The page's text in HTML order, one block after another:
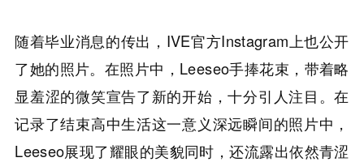
随着毕业消息的传出，IVE官方Instagram上也公开
了她的照片。在照片中，Leeseo手捧花束，带着略
显羞涩的微笑宣告了新的开始，十分引人注目。在
记录了结束高中生活这一意义深远瞬间的照片中，
Leeseo展现了耀眼的美貌同时，还流露出依然青涩